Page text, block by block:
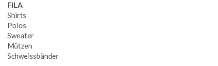
FILA
Shirts
Polos
Sweater
Mützen
Schweissbänder